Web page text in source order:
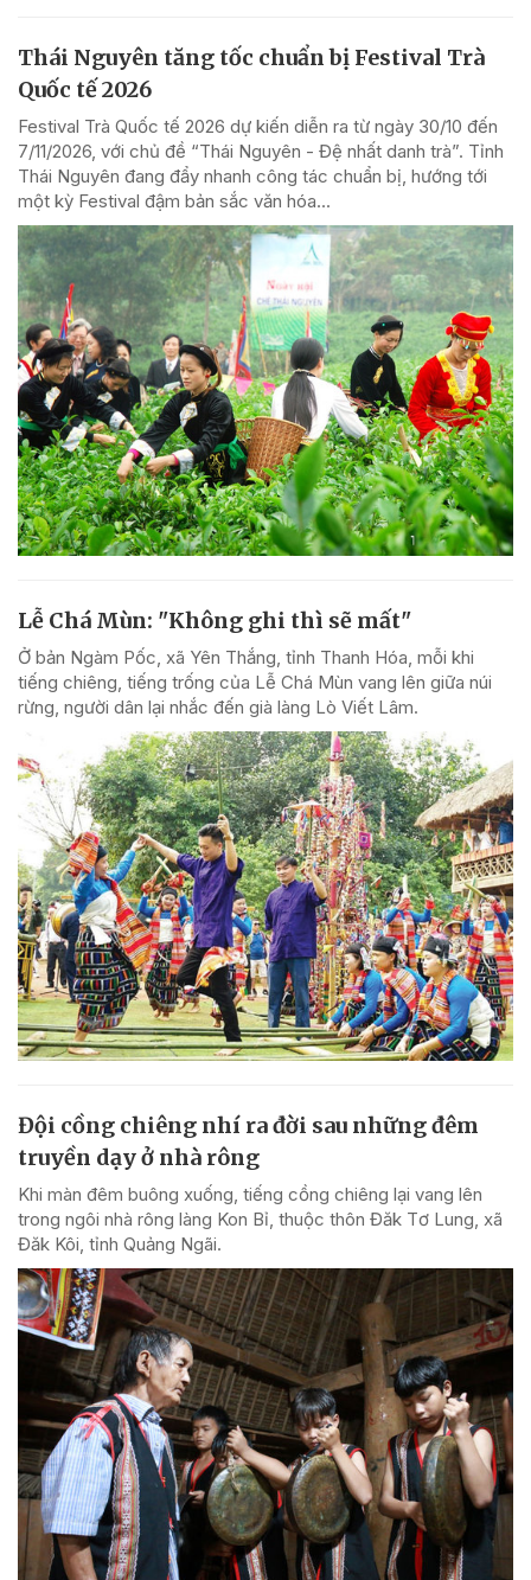
Thái Nguyên tăng tốc chuẩn bị Festival Trà
Quốc tế 2026
Festival Trà Quốc tế 2026 dự kiến diễn ra từ ngày 30/10 đến
7/11/2026, với chủ đề “Thái Nguyên - Đệ nhất danh trà”. Tỉnh
Thái Nguyên đang đẩy nhanh công tác chuẩn bị, hướng tới
một kỳ Festival đậm bản sắc văn hóa...
Lễ Chá Mùn: "Không ghi thì sẽ mất"
Ở bản Ngàm Pốc, xã Yên Thắng, tỉnh Thanh Hóa, mỗi khi
tiếng chiêng, tiếng trống của Lễ Chá Mùn vang lên giữa núi
rừng, người dân lại nhắc đến già làng Lò Viết Lâm.
Đội cồng chiêng nhí ra đời sau những đêm
truyền dạy ở nhà rông
Khi màn đêm buông xuống, tiếng cồng chiêng lại vang lên
trong ngôi nhà rông làng Kon Bỉ, thuộc thôn Đăk Tơ Lung, xã
Đăk Kôi, tỉnh Quảng Ngãi.